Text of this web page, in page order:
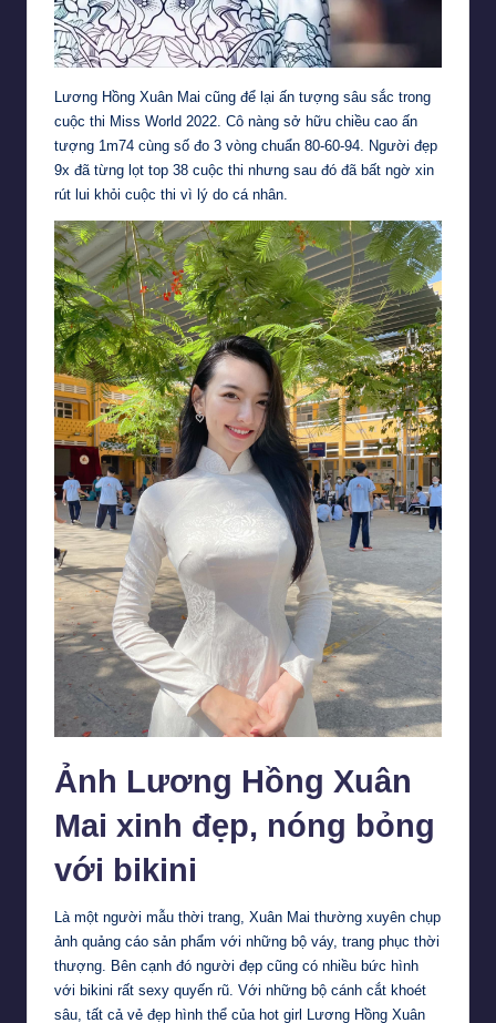
Lương Hồng Xuân Mai cũng để lại ấn tượng sâu sắc trong
cuộc thi Miss World 2022. Cô nàng sở hữu chiều cao ấn
tượng 1m74 cùng số đo 3 vòng chuẩn 80-60-94. Người đẹp
9x đã từng lọt top 38 cuộc thi nhưng sau đó đã bất ngờ xin
rút lui khỏi cuộc thi vì lý do cá nhân.
Ảnh Lương Hồng Xuân
Mai xinh đẹp, nóng bỏng
với bikini
Là một người mẫu thời trang, Xuân Mai thường xuyên chụp
ảnh quảng cáo sản phẩm với những bộ váy, trang phục thời
thượng. Bên cạnh đó người đẹp cũng có nhiều bức hình
với bikini rất sexy quyến rũ. Với những bộ cánh cắt khoét
sâu, tất cả vẻ đẹp hình thể của hot girl Lương Hồng Xuân